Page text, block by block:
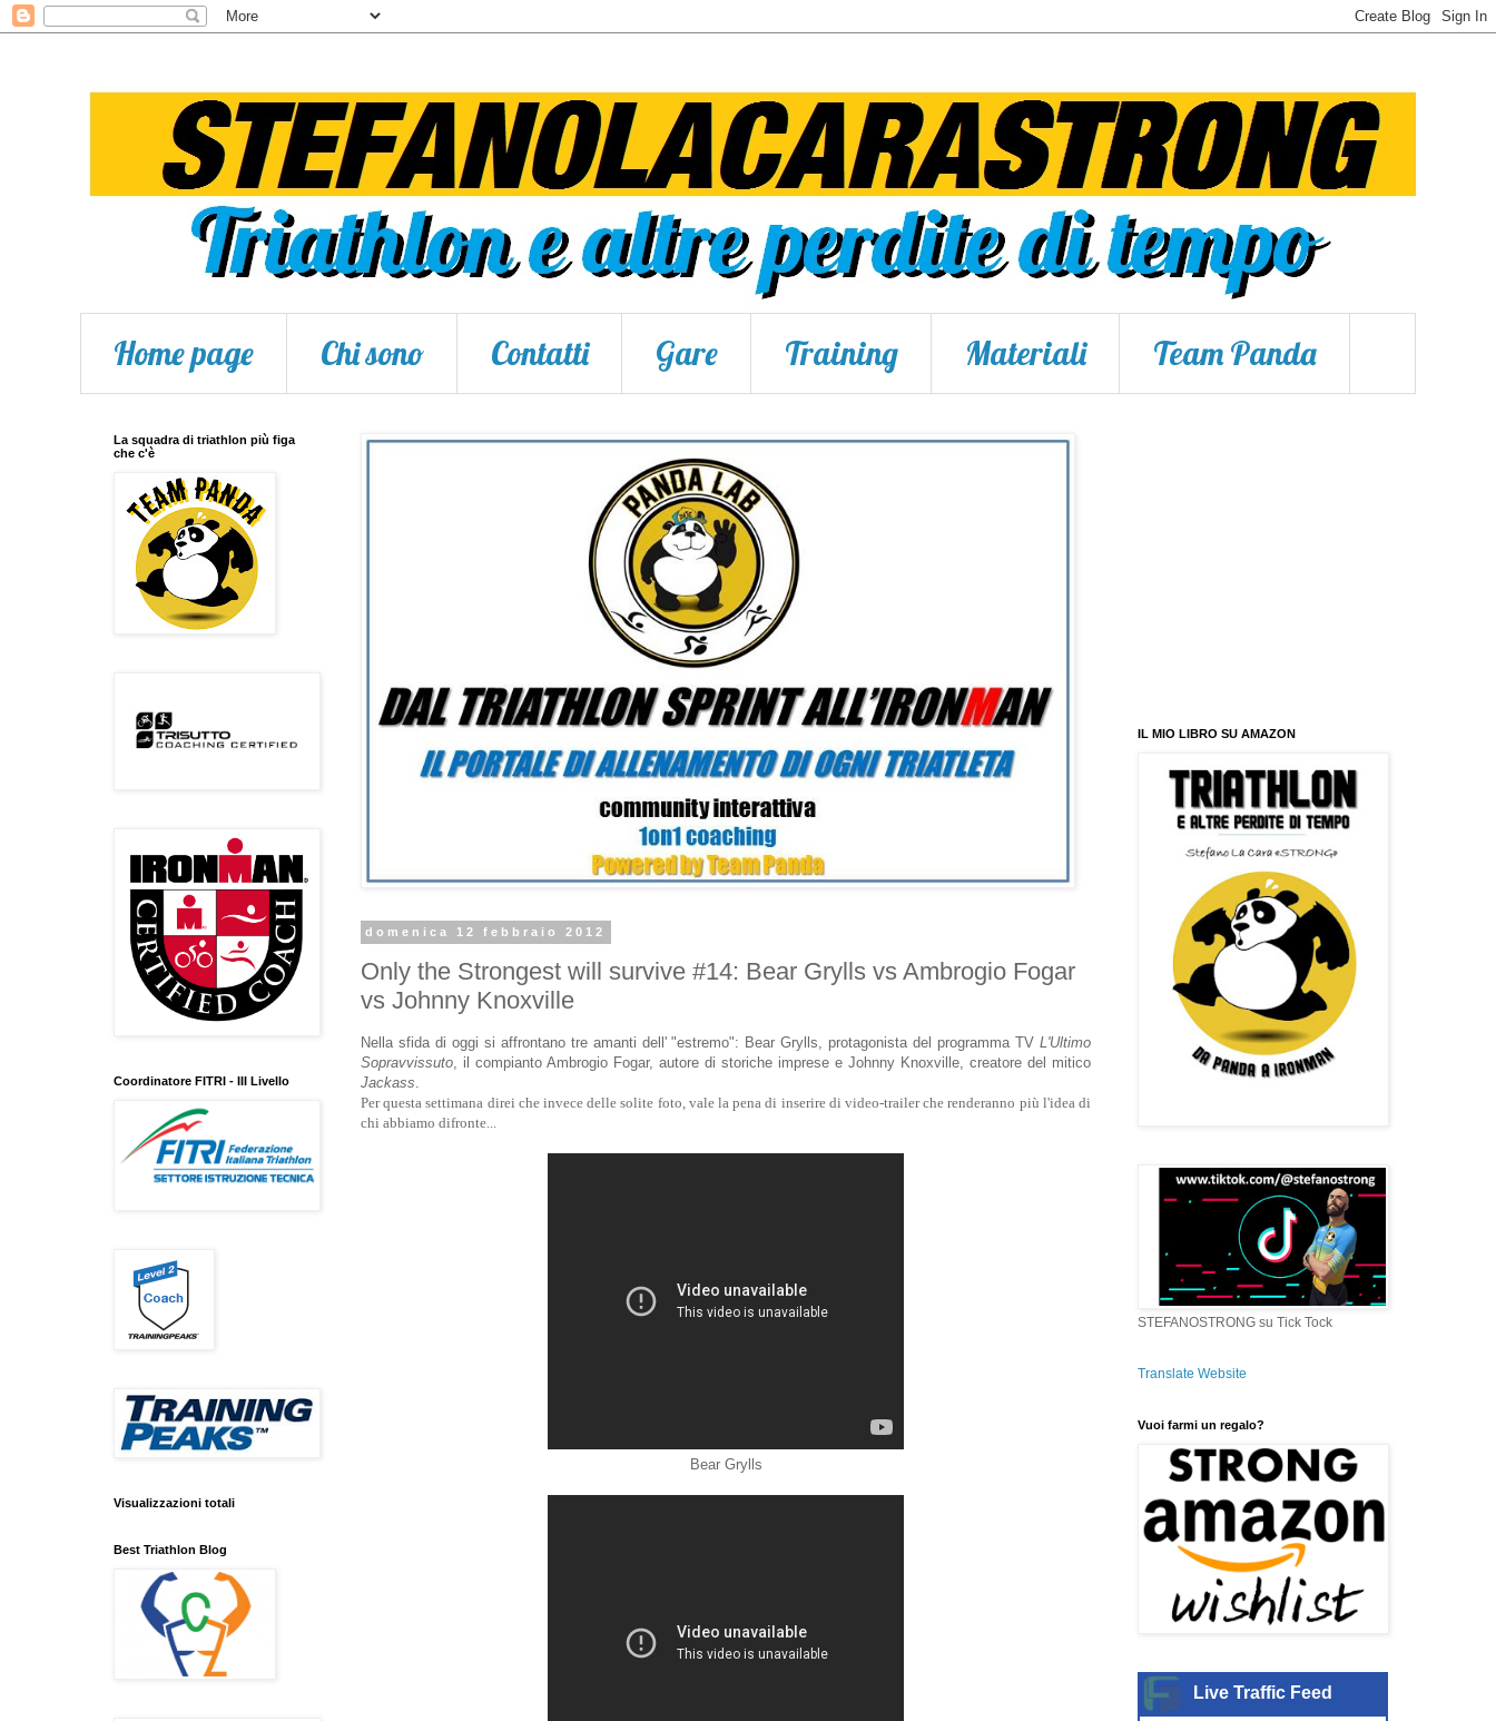
Home page Chi sono Contatti Gare Training Materiali Team Panda
domenica 12 febbraio 2012
Only the Strongest will survive #14: Bear Grylls vs Ambrogio Fogar
vs Johnny Knoxville
Nella sfida di oggi si affrontano tre amanti dell' "estremo": Bear Grylls, protagonista del programma TV L'Ultimo
Sopravvissuto, il compianto Ambrogio Fogar, autore di storiche imprese e Johnny Knoxville, creatore del mitico
Jackass.
Per questa settimana direi che invece delle solite foto, vale la pena di inserire di video-trailer che renderanno più l'idea di
chi abbiamo difronte...
Bear Grylls
La squadra di triathlon più figa
che c'è
Coordinatore FITRI - III Livello
Visualizzazioni totali
Best Triathlon Blog
IL MIO LIBRO SU AMAZON
STEFANOSTRONG su Tick Tock
Translate Website
Vuoi farmi un regalo?
Live Traffic Feed